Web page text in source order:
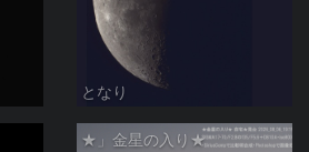
となり
★」金星の入り★